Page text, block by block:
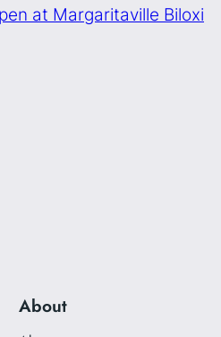
at Margaritaville Biloxi
About